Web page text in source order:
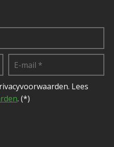
Lees
. (*)